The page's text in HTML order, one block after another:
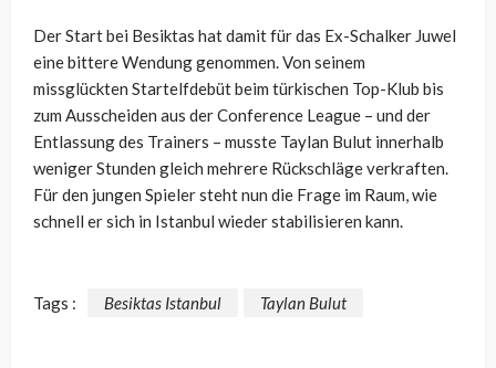
Der Start bei Besiktas hat damit für das Ex-Schalker Juwel
eine bittere Wendung genommen. Von seinem
missglückten Startelfdebüt beim türkischen Top-Klub bis
zum Ausscheiden aus der Conference League – und der
Entlassung des Trainers – musste Taylan Bulut innerhalb
weniger Stunden gleich mehrere Rückschläge verkraften.
Für den jungen Spieler steht nun die Frage im Raum, wie
schnell er sich in Istanbul wieder stabilisieren kann.
Tags : Besiktas Istanbul Taylan Bulut